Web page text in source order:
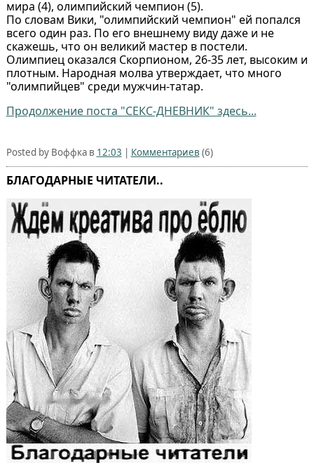
мира (4), олимпийский чемпион (5).
По словам Вики, "олимпийский чемпион" ей попался
всего один раз. По его внешнему виду даже и не
скажешь, что он великий мастер в постели.
Олимпиец оказался Скорпионом, 26-35 лет, высоким и
плотным. Народная молва утверждает, что много
"олимпийцев" среди мужчин-татар.
Продолжение поста "СЕКС-ДНЕВНИК" здесь...
Posted by Воффка в 12:03 | Комментариев (6)
БЛАГОДАРНЫЕ ЧИТАТЕЛИ..